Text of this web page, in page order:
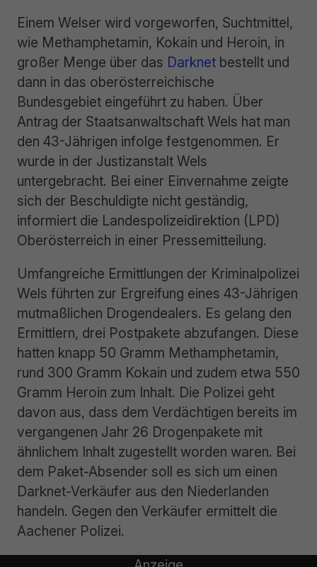
Einem Welser wird vorgeworfen, Suchtmittel,
wie Methamphetamin, Kokain und Heroin, in
großer Menge über das Darknet bestellt und
dann in das oberösterreichische
Bundesgebiet eingeführt zu haben. Über
Antrag der Staatsanwaltschaft Wels hat man
den 43-Jährigen infolge festgenommen. Er
wurde in der Justizanstalt Wels
untergebracht. Bei einer Einvernahme zeigte
sich der Beschuldigte nicht geständig,
informiert die Landespolizeidirektion (LPD)
Oberösterreich in einer Pressemitteilung.
Umfangreiche Ermittlungen der Kriminalpolizei
Wels führten zur Ergreifung eines 43-Jährigen
mutmaßlichen Drogendealers. Es gelang den
Ermittlern, drei Postpakete abzufangen. Diese
hatten knapp 50 Gramm Methamphetamin,
rund 300 Gramm Kokain und zudem etwa 550
Gramm Heroin zum Inhalt. Die Polizei geht
davon aus, dass dem Verdächtigen bereits im
vergangenen Jahr 26 Drogenpakete mit
ähnlichem Inhalt zugestellt worden waren. Bei
dem Paket-Absender soll es sich um einen
Darknet-Verkäufer aus den Niederlanden
handeln. Gegen den Verkäufer ermittelt die
Aachener Polizei.